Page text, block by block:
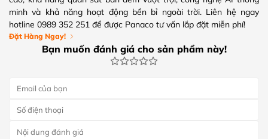
minh và khả năng hoạt động bền bỉ ngoài trời. Liên hệ ngay
hotline 0989 352 251 để được Panaco tư vấn lắp đặt miễn phí!
Đặt Hàng Ngay!
Bạn muốn đánh giá cho sản phẩm này!